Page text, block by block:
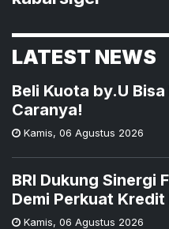
LATEST NEWS
Beli Kuota by.U
Caranya!
Kamis, 06 Agustus 2026
BRI Dukung Sinergi
Demi Perkuat
Kamis, 06 Agustus 2026